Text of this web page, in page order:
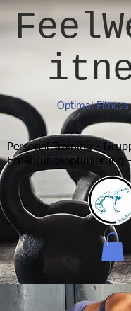
Optimal
Personal Training -
Ernährungsoptimierung